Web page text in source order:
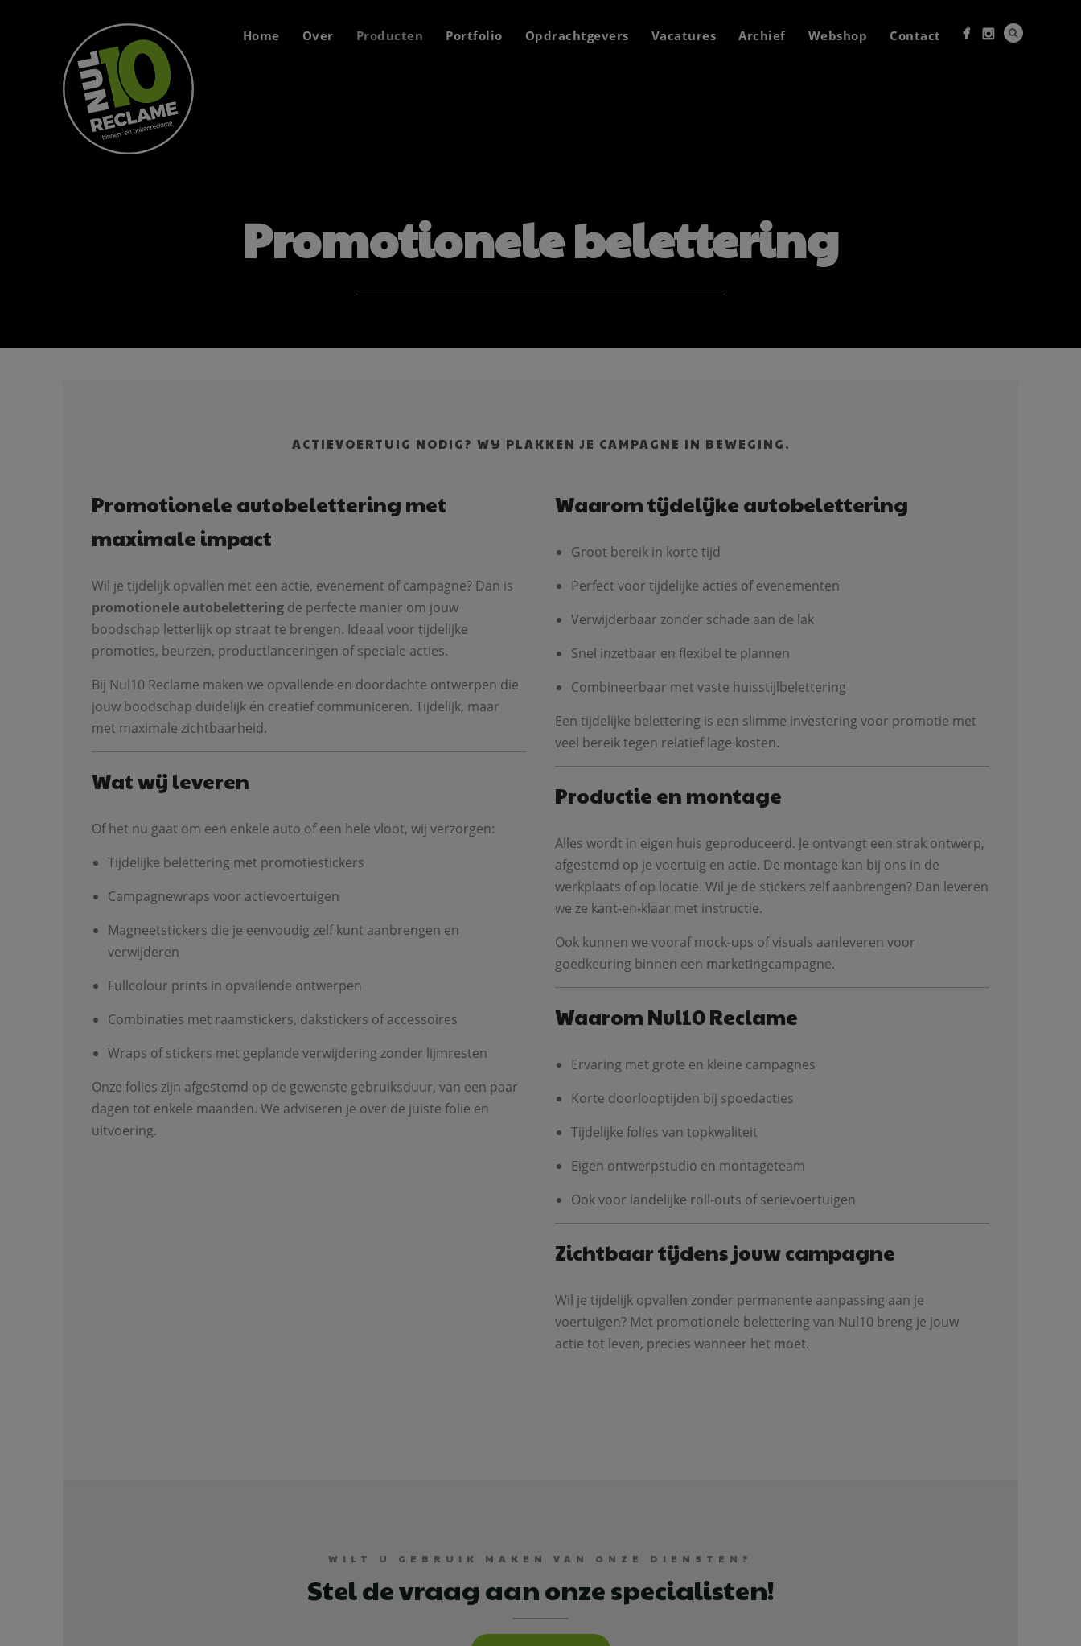
Home Over Producten Portfolio Opdrachtgevers Vacatures Archief Webshop Contact
Promotionele belettering
ACTIEVOERTUIG NODIG? WIJ PLAKKEN JE CAMPAGNE IN BEWEGING.
Promotionele autobelettering met
maximale impact
Wil je tijdelijk opvallen met een actie, evenement of campagne? Dan is
promotionele autobeletteringde perfecte manier om jouw
boodschap letterlijk op straat te brengen. Ideaal voor tijdelijke
promoties, beurzen, productlanceringen of speciale acties.
Bij Nul10 Reclame maken we opvallende en doordachte ontwerpen die
jouw boodschap duidelijk én creatief communiceren. Tijdelijk, maar
met maximale zichtbaarheid.
Wat wij leveren
Of het nu gaat om een enkele auto of een hele vloot, wij verzorgen:
Tijdelijke belettering met promotiestickers
Campagnewraps voor actievoertuigen
Magneetstickers die je eenvoudig zelf kunt aanbrengen en
verwijderen
Fullcolour prints in opvallende ontwerpen
Combinaties met raamstickers, dakstickers of accessoires
Wraps of stickers met geplande verwijdering zonder lijmresten
Onze folies zijn afgestemd op de gewenste gebruiksduur, van een paar
dagen tot enkele maanden. We adviseren je over de juiste folie en
uitvoering.
Waarom tijdelijke autobelettering
Groot bereik in korte tijd
Perfect voor tijdelijke acties of evenementen
Verwijderbaar zonder schade aan de lak
Snel inzetbaar en flexibel te plannen
Combineerbaar met vaste huisstijlbelettering
Een tijdelijke belettering is een slimme investering voor promotie met
veel bereik tegen relatief lage kosten.
Productie en montage
Alles wordt in eigen huis geproduceerd. Je ontvangt een strak ontwerp,
afgestemd op je voertuig en actie. De montage kan bij ons in de
werkplaats of op locatie. Wil je de stickers zelf aanbrengen? Dan leveren
we ze kant-en-klaar met instructie.
Ook kunnen we vooraf mock-ups of visuals aanleveren voor
goedkeuring binnen een marketingcampagne.
Waarom Nul10 Reclame
Ervaring met grote en kleine campagnes
Korte doorlooptijden bij spoedacties
Tijdelijke folies van topkwaliteit
Eigen ontwerpstudio en montageteam
Ook voor landelijke roll-outs of serievoertuigen
Zichtbaar tijdens jouw campagne
Wil je tijdelijk opvallen zonder permanente aanpassing aan je
voertuigen? Met promotionele belettering van Nul10 breng je jouw
actie tot leven, precies wanneer het moet.
WILT U GEBRUIK MAKEN VAN ONZE DIENSTEN?
Stel de vraag aan onze specialisten!